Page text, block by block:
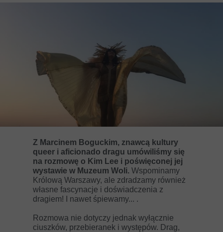
Z Marcinem Boguckim, znawcą kultury
queer i aficionado dragu umówiliśmy się
na rozmowę o Kim Lee i poświęconej jej
wystawie w Muzeum Woli. Wspominamy
Królową Warszawy, ale zdradzamy również
własne fascynacje i doświadczenia z
dragiem! I nawet śpiewamy... .
Rozmowa nie dotyczy jednak wyłącznie
ciuszków, przebieranek i występów. Drag,